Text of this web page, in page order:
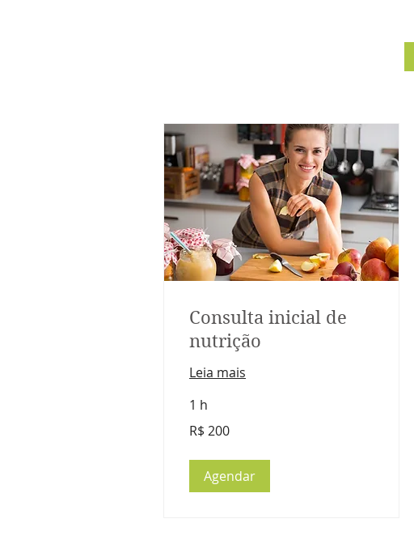
Consulta inicial de
nutrição
Leia mais
1 h
Reais
R$ 200
Agendar